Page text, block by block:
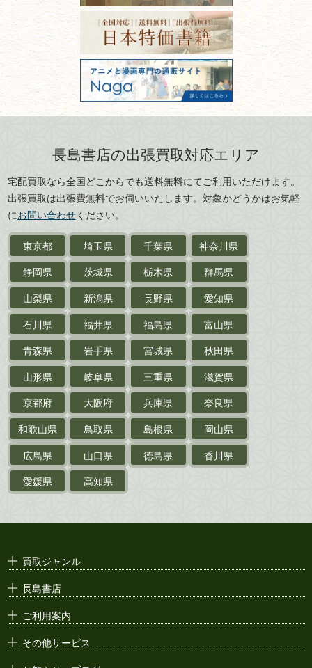
書道具
美術書・アート本・
デザイン本
カメラ・撮影術
版画・リトグラフ・
刀剣・鎧・甲冑
武道書・武術書
近代文学・
サイン色紙
作家草稿・原稿・肉筆物
探偵小説・推理小説
乗物
鉄道・
電車・バス
戦前・戦中の紙物・資料
絵葉書
支那・満洲・朝鮮・
台湾関係古資料
ポスター・チラシ・
価値ある古書を売るポイント
と注意点
宮城県
秋田県
山形県
岐阜県
三重県
滋賀県
京都府
大阪府
兵庫県
奈良県
島根県
岡山県
徳島県
香川県
愛媛県
フリーダイヤル：0120-414-548
電話：03-3512-8115
FAX：03-3512-8116
古物商許可：東京都公安委員会 第
301028901712号
古物商名称：有限会社長島書店
長島書店の出張買取対応エリア
宅配買取なら全国どこからでも送料無料にてご利用いただけます。
出張買取は出張費無料でお伺いいたします。対象かどうかはお気軽
にお問い合わせください。
東京都 埼玉県 千葉県
神奈川県
静岡県
茨城県 栃木県
群馬県
山梨県
新潟県 長野県
愛知県
石川県
福井県 福島県
富山県
青森県
岩手県 宮城県
秋田県
山形県
岐阜県 三重県
滋賀県
京都府
大阪府 兵庫県
奈良県
和歌山県
鳥取県 島根県
岡山県
広島県
山口県 徳島県
香川県
愛媛県
高知県
買取ジャンル
長島書店
ご利用案内
その他サービス